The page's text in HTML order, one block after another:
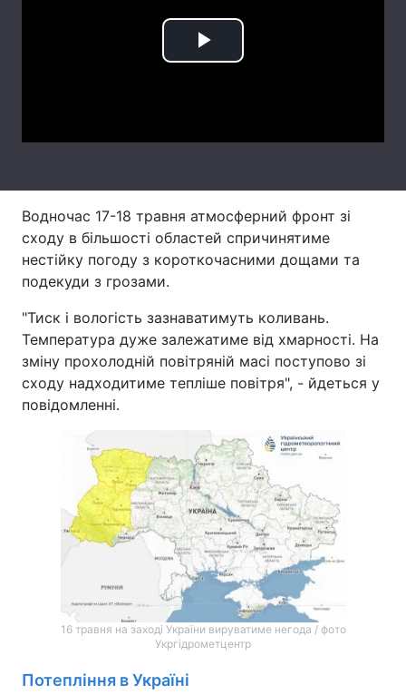
Послуги
Тема оформлення
Play
Водночас 17-18 травня атмосферний фронт зі
сходу в більшості областей спричинятиме
нестійку погоду з короткочасними дощами та
подекуди з грозами.
"Тиск і вологість зазнаватимуть коливань.
Температура дуже залежатиме від хмарності. На
зміну прохолодній повітряній масі поступово зі
сходу надходитиме тепліше повітря", - йдеться у
повідомленні.
16 травня на заході України вируватиме негода / фото
Укргідрометцентр
Потепління в Україні